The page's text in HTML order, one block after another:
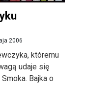
2006
któremu
udaje się
Bajka o